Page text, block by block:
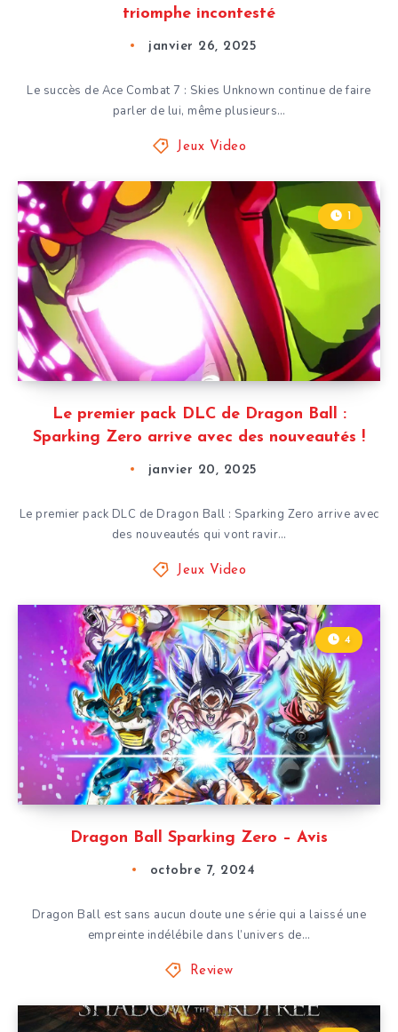
triomphe incontesté
janvier 26, 2025
Le succès de Ace Combat 7 : Skies Unknown continue de faire
parler de lui, même plusieurs…
Jeux Video
Le premier pack DLC de Dragon Ball :
Sparking Zero arrive avec des nouveautés !
1
janvier 20, 2025
Le premier pack DLC de Dragon Ball : Sparking Zero arrive avec
des nouveautés qui vont ravir…
Jeux Video
Dragon Ball Sparking Zero – Avis
4
octobre 7, 2024
Dragon Ball est sans aucun doute une série qui a laissé une
empreinte indélébile dans l’univers de…
Review